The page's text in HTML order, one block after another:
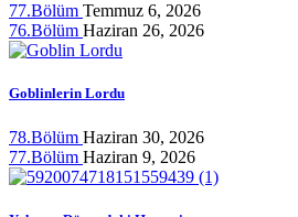
77.Bölüm Temmuz 6, 2026
76.Bölüm Haziran 26, 2026
Goblinlerin Lordu
78.Bölüm Haziran 30, 2026
77.Bölüm Haziran 9, 2026